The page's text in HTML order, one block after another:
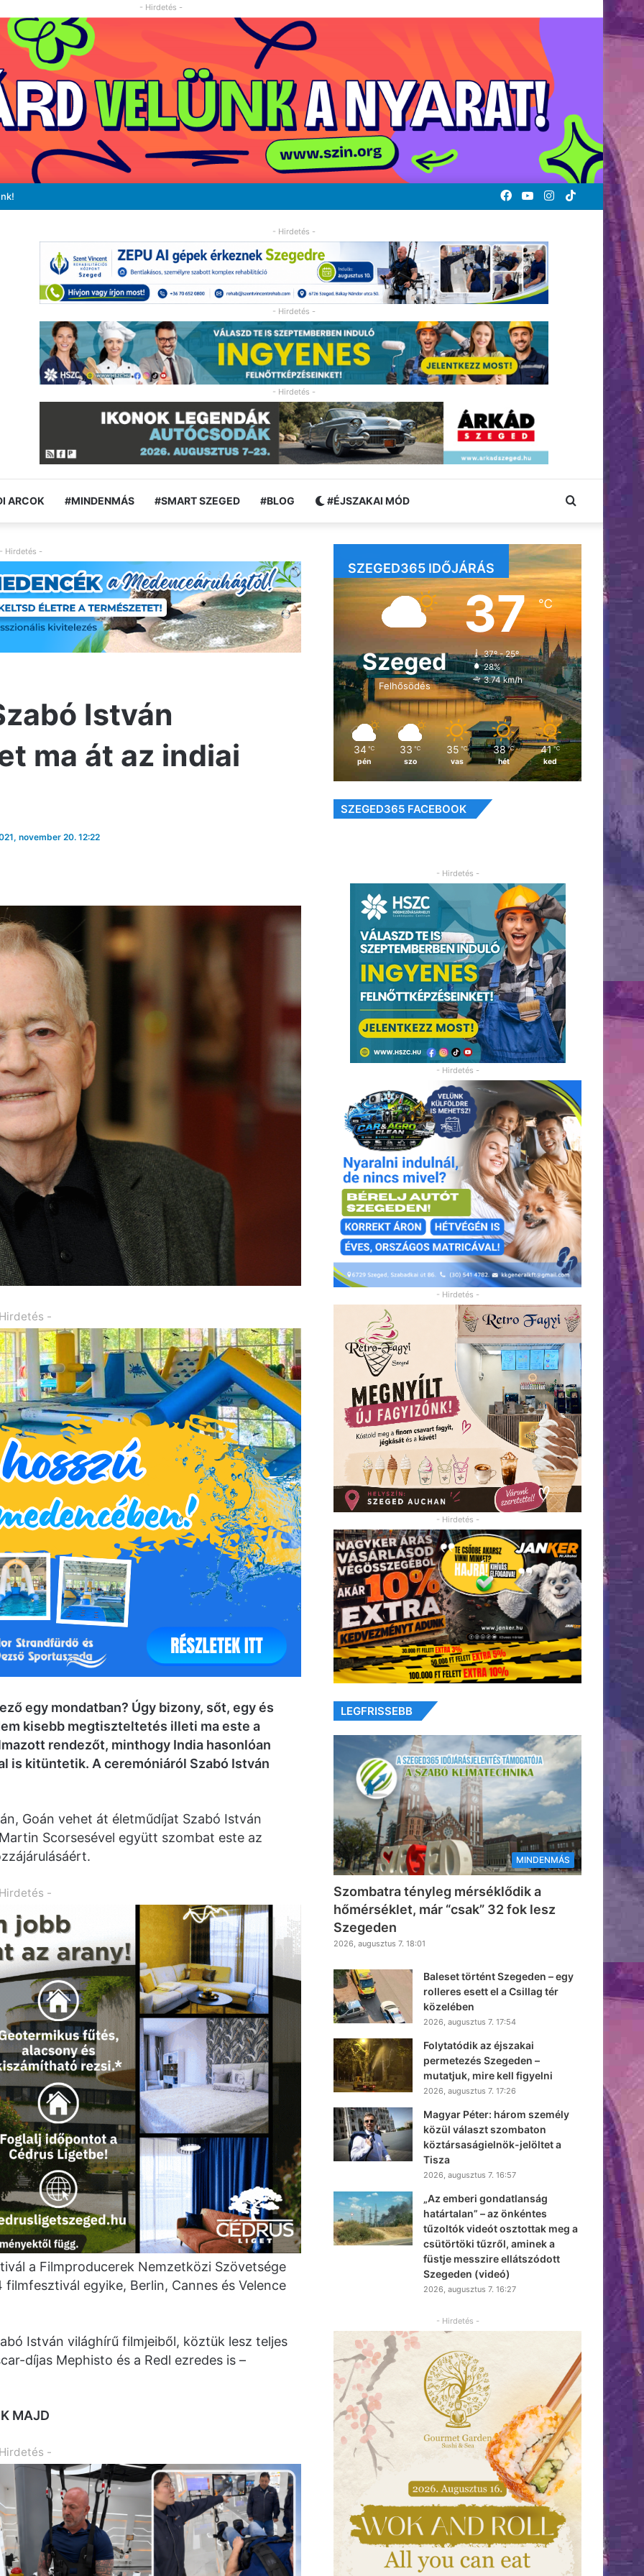
- Hirdetés -
TikTok
Instagram
YouTube
Facebook
- Hirdetés -
- Hirdetés -
- Hirdetés -
ARCOK #MINDENMÁS #SMART SZEGED #BLOG #ÉJSZAKAI MÓD Keresés:
- Hirdetés -
István
ma át az indiai
november 20. 12:22
-
egy mondatban? Úgy bizony, sőt, egy és
kisebb megtiszteltetés illeti ma este a
rendezőt, minthogy India hasonlóan
is kitüntetik. A ceremóniáról Szabó István
Goán vehet át életműdíjat Szabó István
Scorsesével együtt szombat este az
-
a Filmproducerek Nemzetközi Szövetsége
egyike, Berlin, Cannes és Velence
István világhírű filmjeiből, köztük lesz teljes
díjas Mephisto és a Redl ezredes is –
MAJD
-
SZEGED365 IDŐJÁRÁS
Szeged
Felhősödés
37℃
37º - 25º
28%
3.74 km/h
34 ℃
pén
33 ℃
szo
35 ℃
vas
38 ℃
hét
41 ℃
ked
SZEGED365 FACEBOOK
- Hirdetés -
- Hirdetés -
- Hirdetés -
- Hirdetés -
LEGFRISSEBB
MINDENMÁS
Szombatra tényleg mérséklődik a
hőmérséklet, már “csak” 32 fok lesz
Szegeden
2026, augusztus 7. 18:01
Baleset történt Szegeden – egy
rolleres esett el a Csillag tér
közelében
2026, augusztus 7. 17:54
Folytatódik az éjszakai
permetezés Szegeden –
mutatjuk, mire kell figyelni
2026, augusztus 7. 17:26
Magyar Péter: három személy
közül választ szombaton
köztársaságielnök-jelöltet a
Tisza
2026, augusztus 7. 16:57
„Az emberi gondatlanság
határtalan” – az önkéntes
tűzoltók videót osztottak meg a
csütörtöki tűzről, aminek a
füstje messzire ellátszódott
Szegeden (videó)
2026, augusztus 7. 16:27
- Hirdetés -